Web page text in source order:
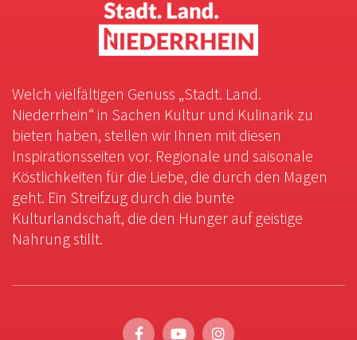
Welch vielfältigen Genuss „Stadt. Land.
Niederrhein“ in Sachen Kultur und Kulinarik zu
bieten haben, stellen wir Ihnen mit diesen
Inspirationsseiten vor. Regionale und saisonale
Köstlichkeiten für die Liebe, die durch den Magen
geht. Ein Streifzug durch die bunte
Kulturlandschaft, die den Hunger auf geistige
Nahrung stillt.